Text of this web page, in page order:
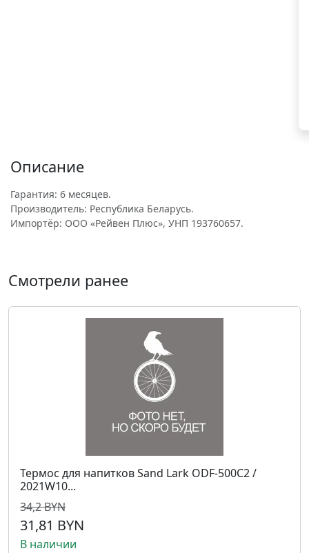
Описание
Гарантия: 6 месяцев.
Производитель: Республика Беларусь.
Импортёр: ООО «Рейвен Плюс», УНП 193760657.
Смотрели ранее
Термос для напитков Sand Lark ODF-500C2 /
2021W10...
34,2 BYN
31,81 BYN
В наличии